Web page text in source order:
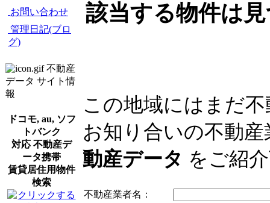
お問い合わせ
管理日記(ブロ
グ)
不動産
データ サイト情
報
ドコモ, au, ソフ
トバンク
対応 不動産デ
ータ携帯
賃貸居住用物件
検索
該当する物件は
この地域にはまだ
お知り合いの不動
動産データ をご紹
不動産業者名：